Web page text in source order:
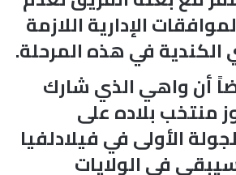
الإدارية اللازمة
الكندية في هذه المرحلة.
أن واهي الذي شارك
منتخب بلاده على
1-0 بالجولة الأولى في فيلادلفيا
في الولايات